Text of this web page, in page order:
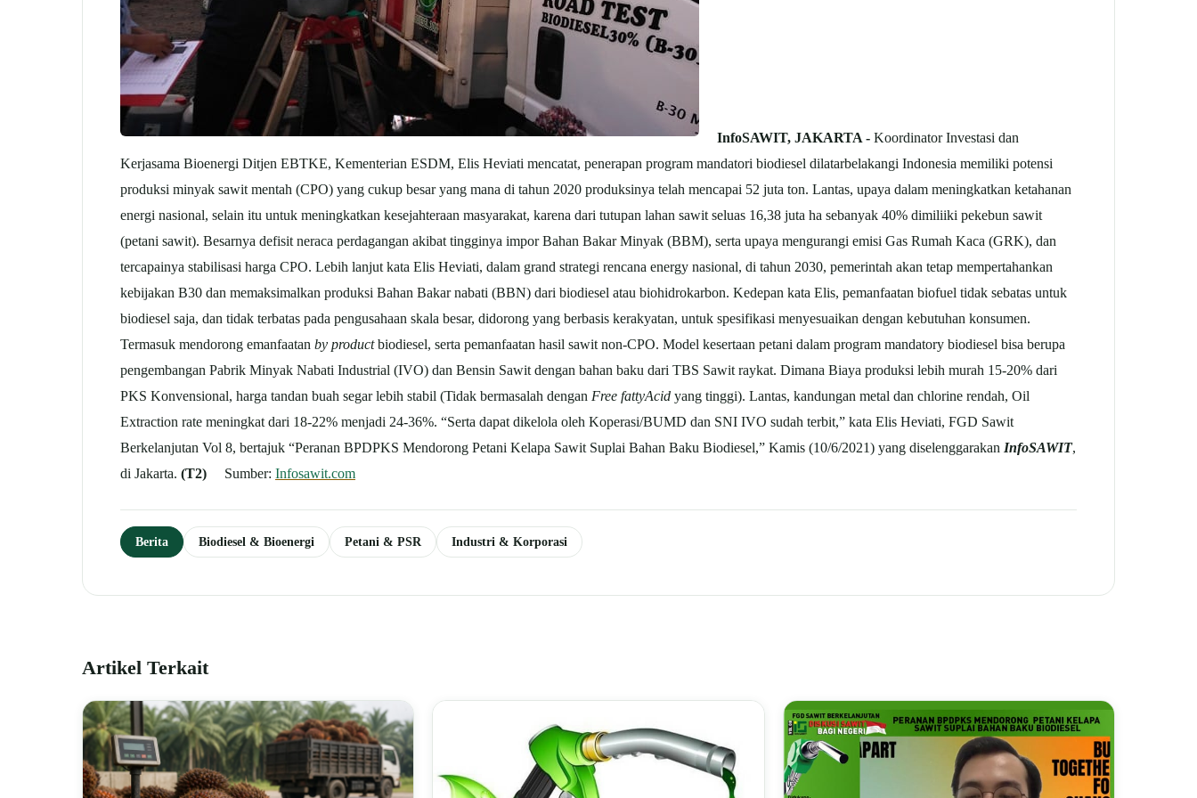
InfoSAWIT, JAKARTA - Koordinator Investasi dan
Kerjasama Bioenergi Ditjen EBTKE, Kementerian ESDM, Elis Heviati mencatat, penerapan program mandatori biodiesel dilatarbelakangi Indonesia memiliki potensi
produksi minyak sawit mentah (CPO) yang cukup besar yang mana di tahun 2020 produksinya telah mencapai 52 juta ton. Lantas, upaya dalam meningkatkan ketahanan
energi nasional, selain itu untuk meningkatkan kesejahteraan masyarakat, karena dari tutupan lahan sawit seluas 16,38 juta ha sebanyak 40% dimiliiki pekebun sawit
(petani sawit). Besarnya defisit neraca perdagangan akibat tingginya impor Bahan Bakar Minyak (BBM), serta upaya mengurangi emisi Gas Rumah Kaca (GRK), dan
tercapainya stabilisasi harga CPO. Lebih lanjut kata Elis Heviati, dalam grand strategi rencana energy nasional, di tahun 2030, pemerintah akan tetap mempertahankan
kebijakan B30 dan memaksimalkan produksi Bahan Bakar nabati (BBN) dari biodiesel atau biohidrokarbon. Kedepan kata Elis, pemanfaatan biofuel tidak sebatas untuk
biodiesel saja, dan tidak terbatas pada pengusahaan skala besar, didorong yang berbasis kerakyatan, untuk spesifikasi menyesuaikan dengan kebutuhan konsumen.
Termasuk mendorong emanfaatan by productbiodiesel, serta pemanfaatan hasil sawit non-CPO. Model kesertaan petani dalam program mandatory biodiesel bisa berupa
pengembangan Pabrik Minyak Nabati Industrial (IVO) dan Bensin Sawit dengan bahan baku dari TBS Sawit raykat. Dimana Biaya produksi lebih murah 15-20% dari
PKS Konvensional, harga tandan buah segar lebih stabil (Tidak bermasalah dengan Free fattyAcid yang tinggi). Lantas, kandungan metal dan chlorine rendah, Oil
Extraction rate meningkat dari 18-22% menjadi 24-36%. “Serta dapat dikelola oleh Koperasi/BUMD dan SNI IVO sudah terbit,” kata Elis Heviati, FGD Sawit
Berkelanjutan Vol 8, bertajuk “Peranan BPDPKS Mendorong Petani Kelapa Sawit Suplai Bahan Baku Biodiesel,” Kamis (10/6/2021) yang diselenggarakan InfoSAWIT,
di Jakarta. (T2) Sumber: Infosawit.com
Berita Biodiesel & Bioenergi Petani & PSR Industri & Korporasi
Artikel Terkait